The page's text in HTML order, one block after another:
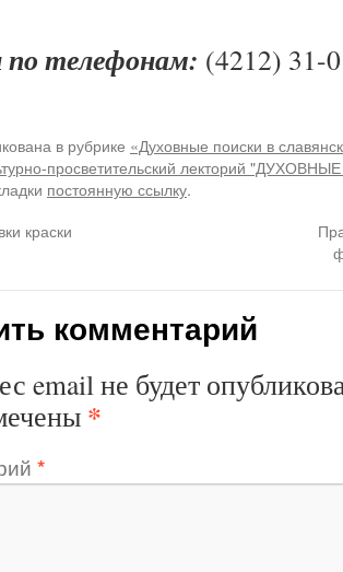
по телефонам: (4212) 31-
в рубрике «Духовные поиски в
просветительский лекторий
постоянную ссылку.
краски
комментарий
email не будет
*
*